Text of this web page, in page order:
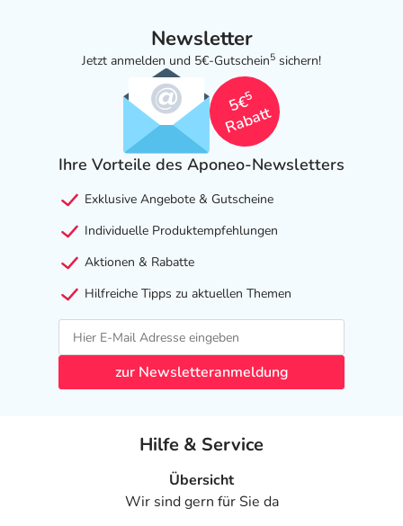
Newsletter
Jetzt anmelden und 5€-Gutschein5 sichern!
5€
5
Rabatt
Ihre Vorteile des Aponeo-Newsletters
Exklusive Angebote & Gutscheine
Individuelle Produktempfehlungen
Aktionen & Rabatte
Hilfreiche Tipps zu aktuellen Themen
zur Newsletteranmeldung
Hilfe & Service
Übersicht
Wir sind gern für Sie da